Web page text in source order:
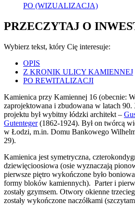
PO (WIZUALIZACJA)
PRZECZYTAJ O
Wybierz tekst, który Cię interesuje:
OPIS
Z KRONIK ULICY KAMIENNEJ
PO REWITALIZACJI
Kamienica przy Kamiennej 16 (obecnie:
zaprojektowana i zbudowana w latach
projektu był wybitny łódzki architekt –
Gutenteger(1862-1924). Był on twórcą
w Łodzi, m.in. Domu Bankowego
29).
Kamienica jest symetryczna,
dziewięcioosiowa (osie wyznaczają
pierwsze piętro wykończone było
formy bloków kamiennych). Parter i
zostały gzymsem. Otwory okienne
zostały wykończone naczółkami